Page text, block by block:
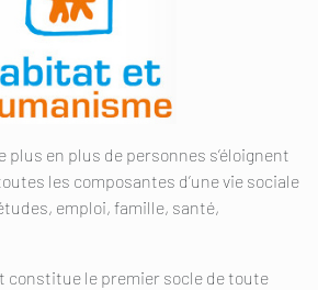
plus en plus de personnes s’éloignent
les composantes d’une vie sociale
emploi, famille, santé,
constitue le premier socle de toute